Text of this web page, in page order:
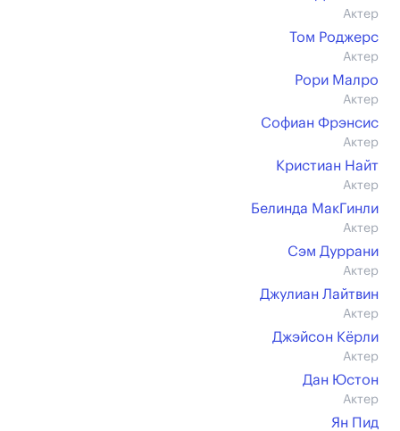
Актер
Том Роджерс
Актер
Рори Малро
Актер
Софиан Фрэнсис
Актер
Кристиан Найт
Актер
Белинда МакГинли
Актер
Сэм Дуррани
Актер
Джулиан Лайтвин
Актер
Джэйсон Кёрли
Актер
Дан Юстон
Актер
Ян Пид